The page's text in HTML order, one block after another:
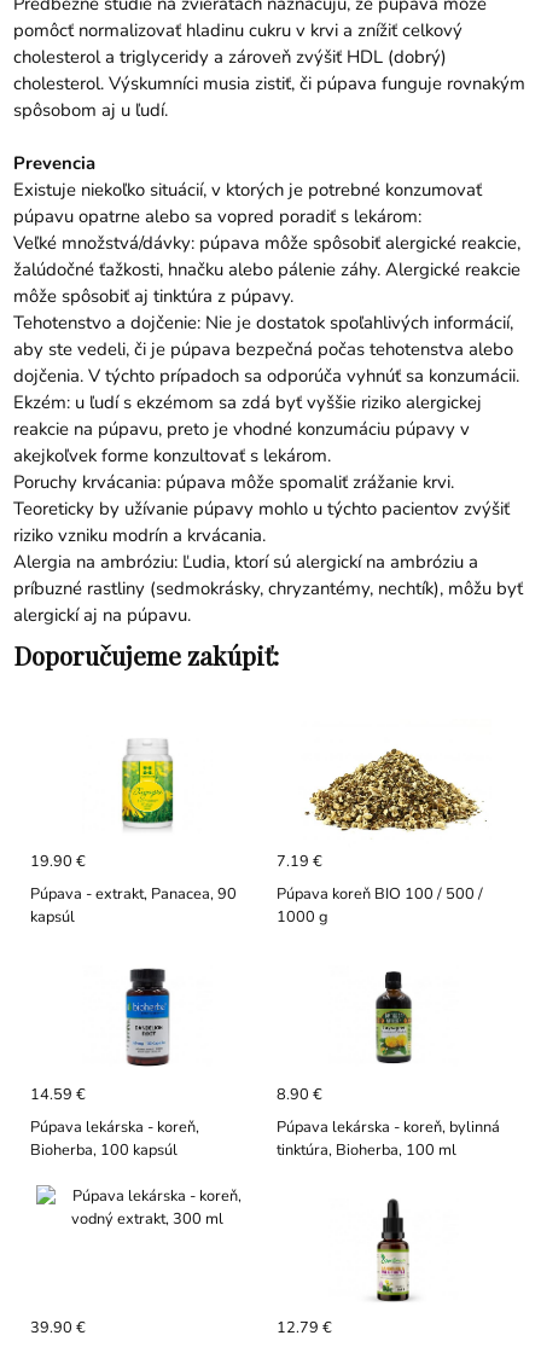
pomôcť normalizovať hladinu cukru v krvi a znížiť celkový
cholesterol a triglyceridy a zároveň zvýšiť HDL (dobrý)
cholesterol. Výskumníci musia zistiť, či púpava funguje rovnakým
spôsobom aj u ľudí.
Prevencia
Existuje niekoľko situácií, v ktorých je potrebné konzumovať
púpavu opatrne alebo sa vopred poradiť s lekárom:
Veľké množstvá/dávky: púpava môže spôsobiť alergické reakcie,
žalúdočné ťažkosti, hnačku alebo pálenie záhy. Alergické reakcie
môže spôsobiť aj tinktúra z púpavy.
Tehotenstvo a dojčenie: Nie je dostatok spoľahlivých informácií,
aby ste vedeli, či je púpava bezpečná počas tehotenstva alebo
dojčenia. V týchto prípadoch sa odporúča vyhnúť sa konzumácii.
Ekzém: u ľudí s ekzémom sa zdá byť vyššie riziko alergickej
reakcie na púpavu, preto je vhodné konzumáciu púpavy v
akejkoľvek forme konzultovať s lekárom.
Poruchy krvácania: púpava môže spomaliť zrážanie krvi.
Teoreticky by užívanie púpavy mohlo u týchto pacientov zvýšiť
riziko vzniku modrín a krvácania.
Alergia na ambróziu: Ľudia, ktorí sú alergickí na ambróziu a
príbuzné rastliny (sedmokrásky, chryzantémy, nechtík), môžu byť
alergickí aj na púpavu.
Doporučujeme zakúpiť:
19.90 €
Púpava - extrakt, Panacea, 90
kapsúl
7.19 €
Púpava koreň BIO 100 / 500 /
1000 g
14.59 €
Púpava lekárska - koreň,
Bioherba, 100 kapsúl
8.90 €
Púpava lekárska - koreň, bylinná
tinktúra, Bioherba, 100 ml
39.90 €
12.79 €